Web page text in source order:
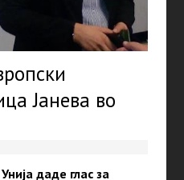
Јанева во
даде глас за